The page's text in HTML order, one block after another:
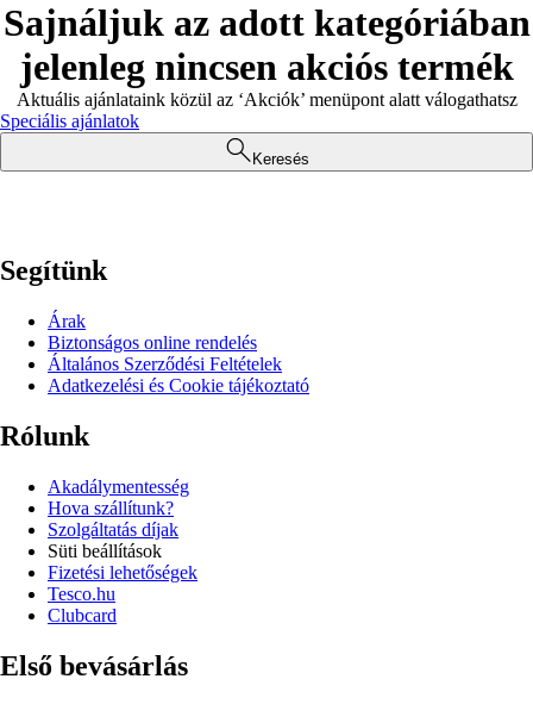
Sajnáljuk az adott kategóriában
jelenleg nincsen akciós termék
Aktuális ajánlataink közül az ‘Akciók’ menüpont alatt válogathatsz
Speciális ajánlatok
Keresés
Segítünk
Árak
Biztonságos online rendelés
Általános Szerződési Feltételek
Adatkezelési és Cookie tájékoztató
Rólunk
Akadálymentesség
Hova szállítunk?
Szolgáltatás díjak
Süti beállítások
Fizetési lehetőségek
Tesco.hu
Clubcard
Első bevásárlás